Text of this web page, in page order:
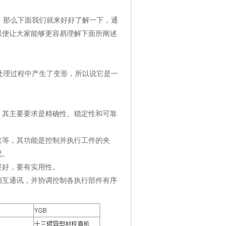
么下面我们就来好好了解一下，通
让大家能够更容易理解下面所阐述
过程中产生了变形，所以说它是一
主要要求是精确性、稳定性和可靠
，其功能是控制并执行工件的夹
，要有实用性。
通讯，并协调控制各执行部件有序